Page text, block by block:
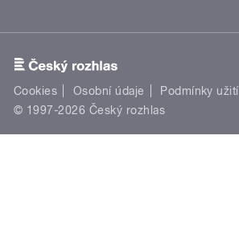
Cookies Osobní údaje Podmínky užití
© 1997-2026 Český rozhlas